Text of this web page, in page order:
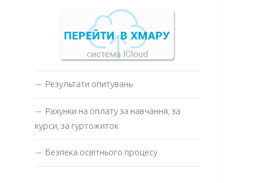
Результати опитувань
Рахунки на оплату за навчання, за
курси, за гуртожиток
Безпека освітнього процесу